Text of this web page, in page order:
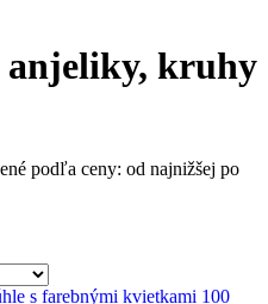
kruhy
podľa ceny: od najnižšej po